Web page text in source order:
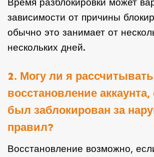
Время разблокировки может
зависимости от причины
обычно это занимает от
нескольких дней.
2. Могу ли я
восстановление
был заблокирован за
правил?
Восстановление возможно,